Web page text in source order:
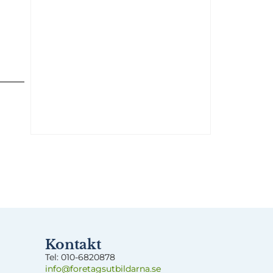
Kontakt
Tel: 010-6820878
info@foretagsutbildarna.se